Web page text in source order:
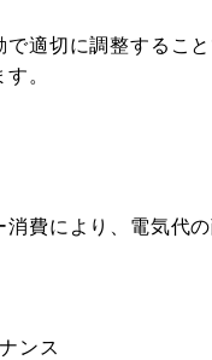
適切に調整するこ
。
費により、電気代
ンス